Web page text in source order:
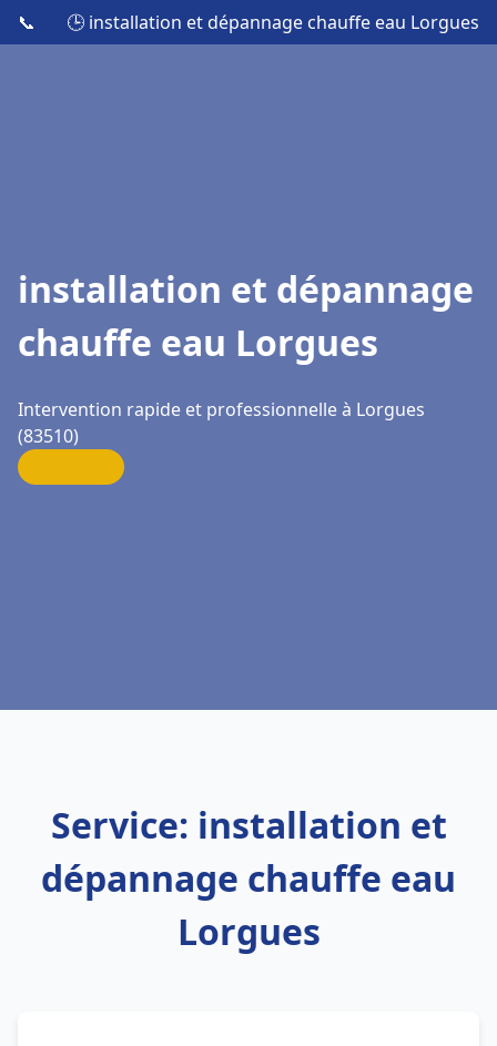
📞 🕒 installation et dépannage chauffe eau Lorgues
installation et dépannage
chauffe eau Lorgues
Intervention rapide et professionnelle à Lorgues
(83510)
Service: installation et
dépannage chauffe eau
Lorgues